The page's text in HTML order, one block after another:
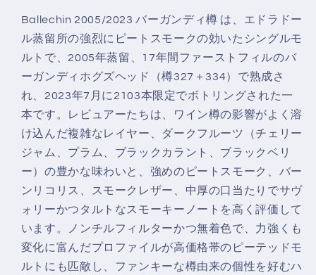
数
量
を
減
ら
す
数
量
を
増
や
す
Ballechin 2005/2023 バーガンディ樽 は、エドラドー
ル蒸留所の強烈にピートスモークの効いたシングルモ
ルトで、2005年蒸留、17年間ファーストフィルのバ
ーガンディホグズヘッド（樽327＋334）で熟成さ
れ、2023年7月に2103本限定でボトリングされた一
本です。レビュアーたちは、ワイン樽の影響がよく溶
け込んだ複雑なレイヤー、ダークフルーツ（チェリー
ジャム、プラム、ブラックカラント、ブラックベリ
ー）の豊かな味わいと、強めのピートスモーク、バー
ンリコリス、スモークレザー、中厚の口当たりでサヴ
ォリーかつタルトなスモーキーノートを高く評価して
います。ノンチルフィルターかつ無着色で、力強くも
変化に富んだプロファイルが高価格帯のピーテッドモ
ルトにも匹敵し、ファンキーな樽由来の個性を好むハ